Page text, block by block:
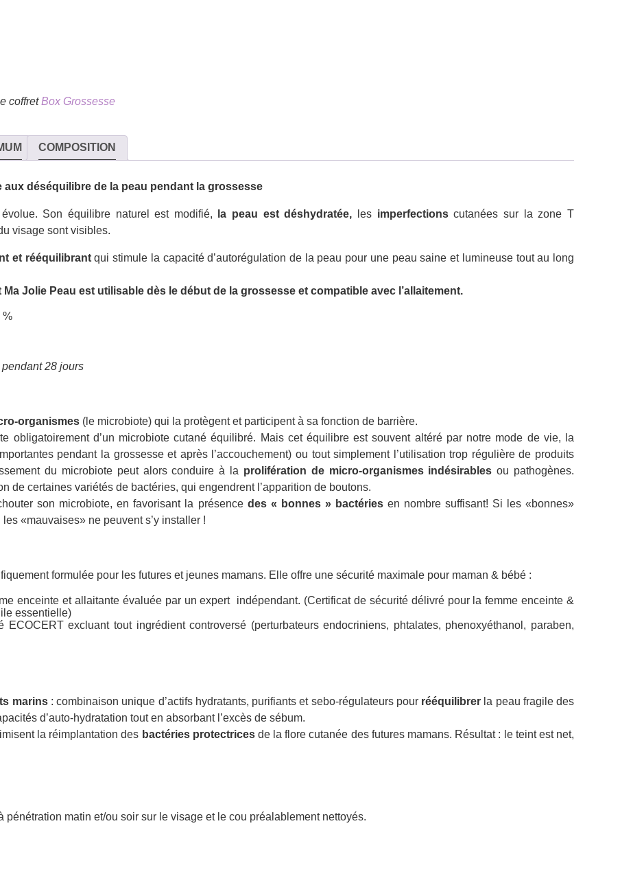
coffretBox Grossesse
COMPOSITION
déséquilibre de la peau pendant la grossesse
Son équilibre naturel est modifié, la peau est déshydratée, les imperfectionscutanées sur la zone T
visage sont visibles.
et rééquilibrantqui stimule la capacité d’autorégulation de la peau pour une peau saine et lumineuse tout au long
Jolie Peau est utilisable dès le début de la grossesse et compatible avec l’allaitement.
%
28 jours
organismes (le microbiote) qui la protègent et participent à sa fonction de barrière.
obligatoirement d’un microbiote cutané équilibré. Mais cet équilibre est souvent altéré par notre mode de vie, la
pendant la grossesse et après l’accouchement) ou tout simplement l’utilisation trop régulière de produits
du microbiote peut alors conduire à la prolifération de micro-organismes indésirables ou pathogènes.
de certaines variétés de bactéries, qui engendrent l’apparition de boutons.
son microbiote, en favorisant la présence des « bonnes » bactériesen nombre suffisant! Si les «bonnes»
«mauvaises» ne peuvent s’y installer !
formulée pour les futures et jeunes mamans. Elle offre une sécurité maximale pour maman & bébé :
enceinte et allaitante évaluée par un expert indépendant. (Certificat de sécurité délivré pour la femme enceinte &
essentielle)
ECOCERT excluant tout ingrédient controversé (perturbateurs endocriniens, phtalates, phenoxyéthanol, paraben,
marins : combinaison unique d’actifs hydratants, purifiants et sebo-régulateurs pour rééquilibrer la peau fragile des
d’auto-hydratation tout en absorbant l’excès de sébum.
la réimplantation des bactéries protectricesde la flore cutanée des futures mamans. Résultat : le teint est net,
pénétration matin et/ou soir sur le visage et le cou préalablement nettoyés.